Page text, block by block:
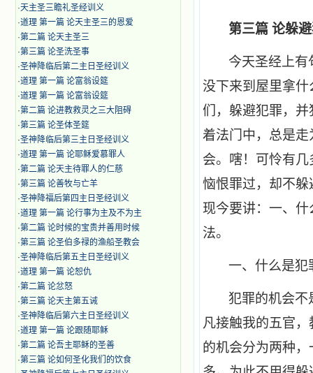
·天主圣三瞻礼圣经训义
·道理 第一篇 论天主圣三的恩爱
·第二篇 论天主圣三
·第三篇 论圣洗圣事
·圣神降临后第二主日圣经训义
·道理 第一篇 论富翁设筵
·道理 第一篇 论富翁设筵
·第二篇 论进教救灵之三大阻碍
·第三篇 论圣体圣筵
·圣神降临后第三主日圣经训义
·道理 第一篇 论耶稣爱慕罪人
·第二篇 论天主待罪人的仁慈
·第三篇 论善牧与亡羊
·圣神降福后第四主日圣经训义
·道理 第一篇 论行事为主及不为主
·第二篇 论时候的宝贵并善用时候
·第三篇 论圣伯多禄的渔船圣教会
·圣神降临后第五主日圣经训义
·道理 第一篇 论恕仇
·第二篇 论忿怒
·第三篇 论天主第五诫
·圣神降临后第六主日圣经训义
·道理 第一篇 论跟随耶稣
·第二篇 论吾主耶稣的圣善
·第三篇 论如何圣化我们的饮食
第三篇 论躲
今天圣经上有
没下来到屋里拿
们，躲避犯罪，
着法门中，总是
会。嗐！可怜有
恼恨罪过，却不躲
现今要讲：一、
法。
一、什么是犯
犯罪的机会不
凡接触我的五官
的机会分为两种